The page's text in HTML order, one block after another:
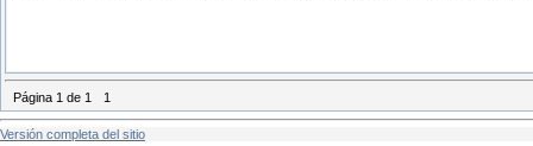
Página 1 de 1 1
Versión completa del sitio